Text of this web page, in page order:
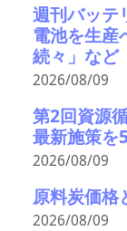
週刊バッテ
電池を生産
続々」など
2026/08/09
第2回資源
最新施策を
2026/08/09
原料炭価格
2026/08/09